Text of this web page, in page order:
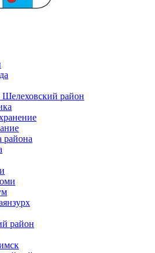
район
района
район